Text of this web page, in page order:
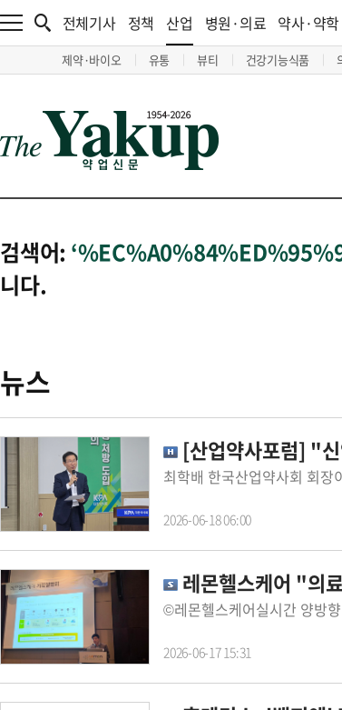
전체기사 정책 산업
제약·바이오 유통 뷰티 건강기능식품
병원·의료 약사·약학
검색어:
니다.
뉴스
[산업약사포럼] "신
2026-06-18 06:00
레몬헬스케어 "의료
2026-06-17 15:31